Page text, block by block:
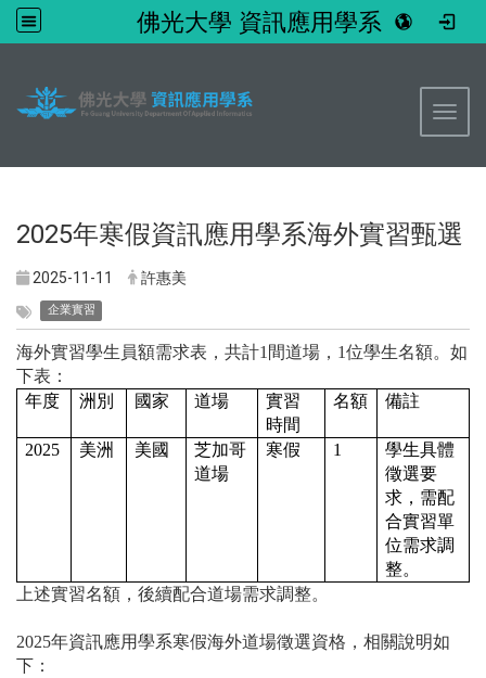
佛光大學 資訊應用學系
2025年寒假資訊應用學系海外實習甄選
2025-11-11 許惠美
企業實習
海外實習學生員額需求表，共計1間道場，1位學生名額。如
下表：
年度
洲別 國家 道場
實習
時間
名額 備註
2025 美洲 美國
芝加哥
道場
寒假 1
學生具體
徵選要
求，需配
合實習單
位需求調
整。
上述實習名額，後續配合道場需求調整。
2025年資訊應用學系寒假海外道場徵選資格，相關說明如
下：